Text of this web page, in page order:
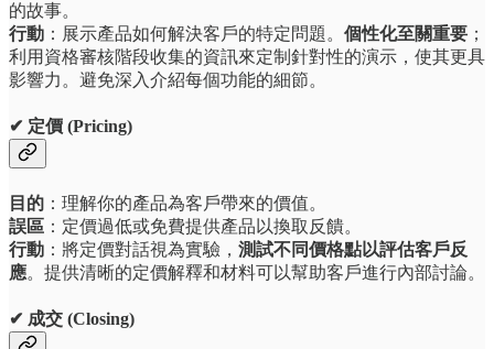
的故事。
行動 ：展示產品如何解決客戶的特定問題。 個性化至關重要 ；
利用資格審核階段收集的資訊來定制針對性的演示，使其更具
影響力。避免深入介紹每個功能的細節。
✔ 定價 (Pricing)
目的 ：理解你的產品為客戶帶來的價值。
誤區 ：定價過低或免費提供產品以換取反饋。
行動 ：將定價對話視為實驗， 測試不同價格點以評估客戶反
應。提供清晰的定價解釋和材料可以幫助客戶進行內部討論。
✔ 成交 (Closing)